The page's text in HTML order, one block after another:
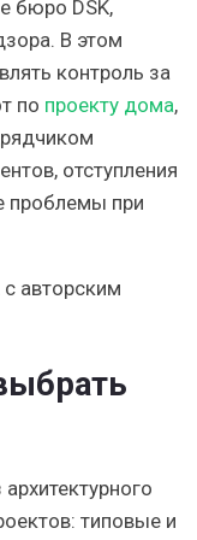
бюро DSK,
В этом
контроль за
по проекту дома,
отступления
проблемы при
авторским
типовые и